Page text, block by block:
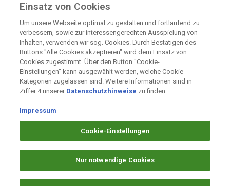
Mehr zu PAYBACK
Impressum
Arbeiten bei PAYBACK
Datenschutz
Einsatz von Cookies
Um unsere Webseite optimal zu gestalten und fortlaufend zu
verbessern, sowie zur interessengerechten Ausspielung von
Inhalten, verwenden wir sog. Cookies. Durch Bestätigen des
Buttons "Alle Cookies akzeptieren" wird dem Einsatz von
Cookies zugestimmt. Über den Button "Cookie-
Einstellungen" kann ausgewählt werden, welche Cookie-
Kategorien zugelassen sind. Weitere Informationen sind in
Ziffer 4 unserer Datenschutzhinweise zu finden.
Impressum
Cookie-Einstellungen
Nur notwendige Cookies